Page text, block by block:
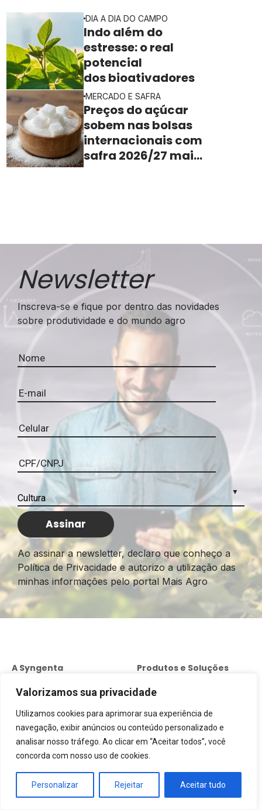
Valorizamos sua privacidade
Utilizamos cookies para aprimorar sua experiência de
navegação, exibir anúncios ou conteúdo personalizado e
analisar nosso tráfego. Ao clicar em “Aceitar todos”, você
concorda com nosso uso de cookies.
Personalizar Rejeitar Aceitar tudo
rentabilidade
DIA A DIA DO CAMPO
Indo além do
estresse: o real
potencial
dos bioativadores
MERCADO E SAFRA
Preços do açúcar
sobem nas bolsas
internacionais com
safra 2026/27 mais
Newsletter
Inscreva-se e fique por dentro das novidades
sobre produtividade e do mundo agro
Ao assinar a newsletter, declaro que conheço a
Política de Privacidade e autorizo a utilização das
minhas informações pelo portal Mais Agro
A Syngenta
Quem somos
A Syngenta no Brasil
A Syngenta no Mundo
Propósito e Valores
Politicas e Códigos
Produtos e Soluções
Sementes Licenciadas
Syngenta
Tratamento de Sementes
Sementes NK
Sementes de Soja
Syngenta Digital